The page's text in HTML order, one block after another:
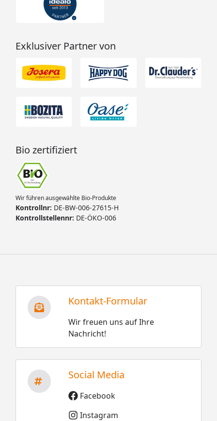
Exklusiver Partner von
Bio zertifiziert
Wir führen ausgewählte Bio-Produkte
Kontrollnr: DE-BW-006-27615-H
Kontrollstellennr: DE-ÖKO-006
Kontakt-Formular
Wir freuen uns auf Ihre
Nachricht!
Social Media
Facebook
Instagram